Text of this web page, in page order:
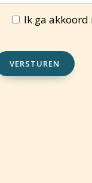
Toestemming
Ik ga akkoord
VERSTUREN